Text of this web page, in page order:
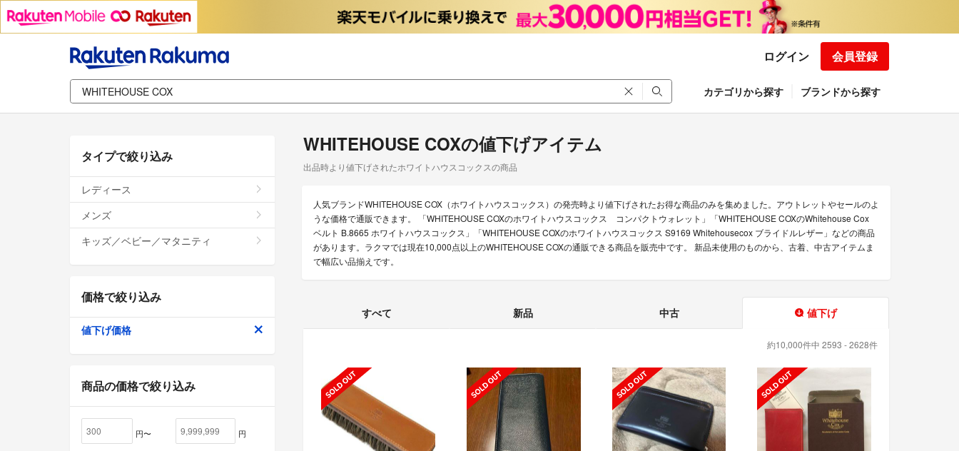
ログイン 会員登録
カテゴリから探す ブランドから探す
WHITEHOUSE COXの値下げアイテム
出品時より値下げされたホワイトハウスコックスの商品
人気ブランドWHITEHOUSE COX（ホワイトハウスコックス）の発売時より値下げされたお得な商品のみを集めました。アウトレットやセールのよ
うな価格で通販できます。 「WHITEHOUSE COXのホワイトハウスコックス コンパクトウォレット」「WHITEHOUSE COXのWhitehouse Cox
ベルト B.8665 ホワイトハウスコックス」「WHITEHOUSE COXのホワイトハウスコックス S9169 Whitehousecox ブライドルレザー」などの商品
があります。ラクマでは現在10,000点以上のWHITEHOUSE COXの通販できる商品を販売中です。 新品未使用のものから、古着、中古アイテムま
で幅広い品揃えです。
すべて 新品 中古 値下げ
約10,000件中 2593 - 2628件
タイプで絞り込み
レディース
メンズ
キッズ／ベビー／マタニティ
価格で絞り込み
値下げ価格
商品の価格で絞り込み
円〜 円